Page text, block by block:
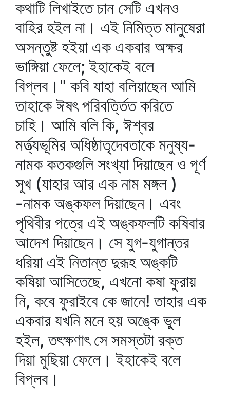
কথাটি লিখাইতে চান সেটি এখনও
বাহির হইল না। এই নিমিত্ত মানুষেরা
অসন্তুষ্ট হইয়া এক একবার অক্ষর
ভাঙ্গিয়া ফেলে; ইহাকেই বলে
বিপ্লব।" কবি যাহা বলিয়াছেন আমি
তাহাকে ঈষৎ পরিবর্ত্তিত করিতে
চাহি। আমি বলি কি, ঈশ্বর
মর্ত্ত্যভূমির অধিষ্ঠাতৃদেবতাকে মনুষ্য-
নামক কতকগুলি সংখ্যা দিয়াছেন ও পূর্ণ
সুখ (যাহার আর এক নাম মঙ্গল )
-নামক অঙ্কফল দিয়াছেন। এবং
পৃথিবীর পত্রে এই অঙ্কফলটি কষিবার
আদেশ দিয়াছেন। সে যুগ-যুগান্তর
ধরিয়া এই নিতান্ত দুরূহ অঙ্কটি
কষিয়া আসিতেছে, এখনো কষা ফুরায়
নি, কবে ফুরাইবে কে জানে! তাহার এক
একবার যখনি মনে হয় অঙ্কে ভুল
হইল, তৎক্ষণাৎ সে সমস্তটা রক্ত
দিয়া মুছিয়া ফেলে। ইহাকেই বলে
বিপ্লব।